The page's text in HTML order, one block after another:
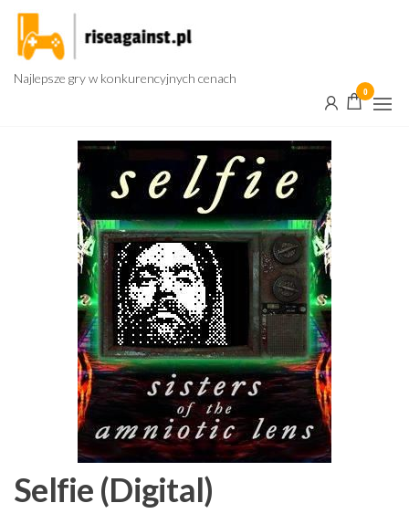
Przejdź
treści
Najlepsze gry w konkurencyjnych cenach
0
Selfie (Digital)